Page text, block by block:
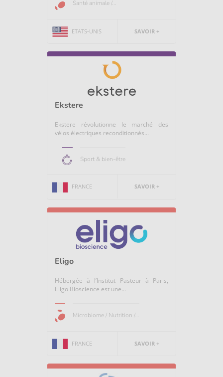
Santé animale /...
ETATS-UNIS SAVOIR +
Ekstere
Ekstere révolutionne le marché des
vélos électriques reconditionnés...
Sport & bien-être
FRANCE SAVOIR +
Eligo
Hébergée à l’Institut Pasteur à Paris,
Eligo Bioscience est une...
Microbiome / Nutrition /...
FRANCE SAVOIR +